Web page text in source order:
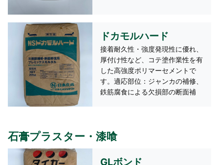
ドカモルハード
接着耐久性・強度発現性に優れ、
厚付け性など、コテ塗作業性を有
した高強度ポリマーセメントで
す。適応部位：ジャンカの補修、
鉄筋腐食による欠損部の断面補
60mm 夏季約6時間 冬季約12
石膏プラスター・漆喰
GLボンド